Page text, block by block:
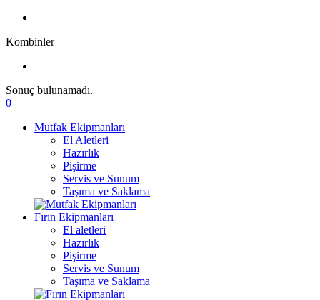
Kombinler
Sonuç bulunamadı.
0
Mutfak Ekipmanları
El Aletleri
Hazırlık
Pişirme
Servis ve Sunum
Taşıma ve Saklama
Fırın Ekipmanları
El aletleri
Hazırlık
Pişirme
Servis ve Sunum
Taşıma ve Saklama